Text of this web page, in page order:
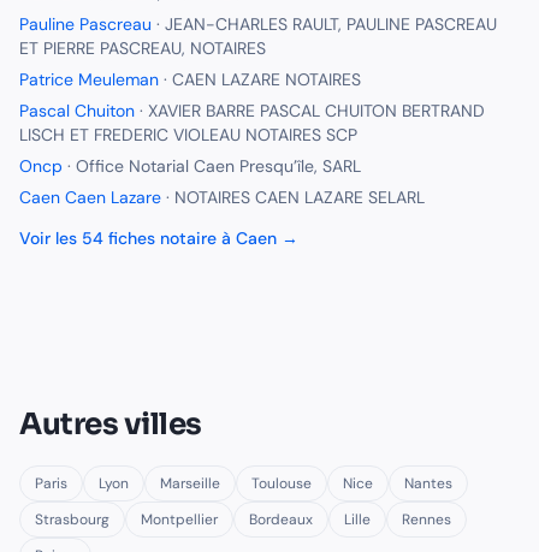
Pauline Pascreau · JEAN-CHARLES RAULT, PAULINE PASCREAU
ET PIERRE PASCREAU, NOTAIRES
Patrice Meuleman · CAEN LAZARE NOTAIRES
Pascal Chuiton · XAVIER BARRE PASCAL CHUITON BERTRAND
LISCH ET FREDERIC VIOLEAU NOTAIRES SCP
Oncp · Office Notarial Caen Presqu’île, SARL
Caen Caen Lazare · NOTAIRES CAEN LAZARE SELARL
Voir les 54 fiches notaire à Caen →
Autres villes
Paris Lyon Marseille Toulouse Nice
Nantes
Strasbourg
Montpellier Bordeaux Lille
Rennes